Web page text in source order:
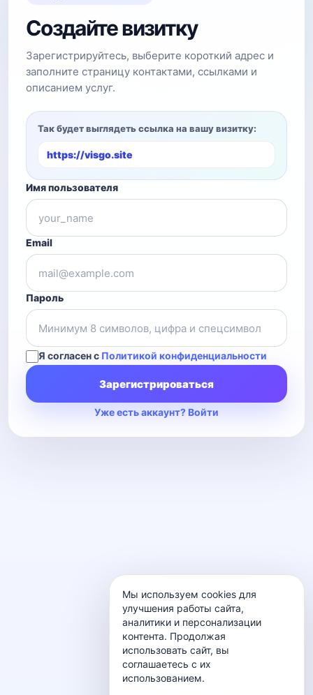
Создайте визитку
Зарегистрируйтесь, выберите короткий адрес и
заполните страницу контактами, ссылками и
описанием услуг.
Так будет выглядеть ссылка на вашу визитку:
https://visgo.site
Имя пользователя
Email
Пароль
Я согласен с Политикой конфиденциальности
Зарегистрироваться
Уже есть аккаунт? Войти
Мы используем cookies для
улучшения работы сайта,
аналитики и персонализации
контента. Продолжая
использовать сайт, вы
соглашаетесь с их
использованием.